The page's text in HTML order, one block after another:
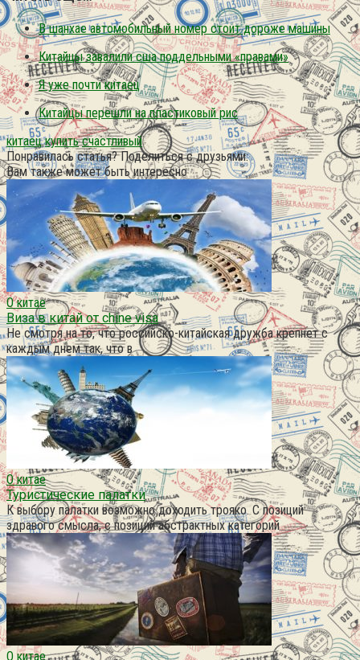
В шанхае автомобильный номер стоит дороже машины
Китайцы завалили сша поддельными «правами»
Я уже почти китаец
Китайцы перешли на пластиковый рис
китаец купить счастливый
Понравилась статья? Поделиться с друзьями:
Вам также может быть интересно
О китае
Виза в китай от chine visa
Не смотря на то, что российско-китайская дружба крепнет с
каждым днем так, что в
О китае
Туристические палатки
К выбору палатки возможно доходить трояко. С позиций
здравого смысла, с позиций абстрактных категорий
О китае